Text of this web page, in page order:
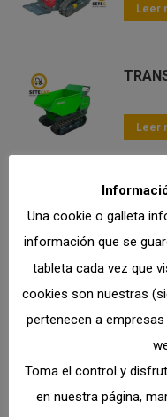
Leer
Leer
Buscar en productos
YALE – Carretillas
Una cookie o galleta
información que se
tableta cada vez que
cookies son nuestras
pertenecen a
Toma el control y
en nuestra página,